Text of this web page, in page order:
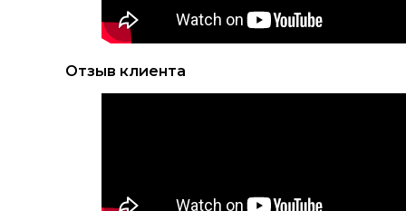
Отзыв клиента